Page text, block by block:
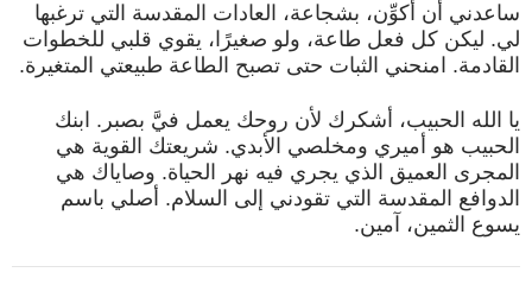
ساعدني أن أُكوِّن، بشجاعة، العادات المقدسة التي ترغبها
لي. ليكن كل فعل طاعة، ولو صغيرًا، يقوي قلبي للخطوات
القادمة. امنحني الثبات حتى تصبح الطاعة طبيعتي المتغيرة.
يا الله الحبيب، أشكرك لأن روحك يعمل فيَّ بصبر. ابنك
الحبيب هو أميري ومخلصي الأبدي. شريعتك القوية هي
المجرى العميق الذي يجري فيه نهر الحياة. وصاياك هي
الدوافع المقدسة التي تقودني إلى السلام. أصلي باسم
يسوع الثمين، آمين.